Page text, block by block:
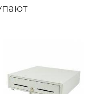
панель управления